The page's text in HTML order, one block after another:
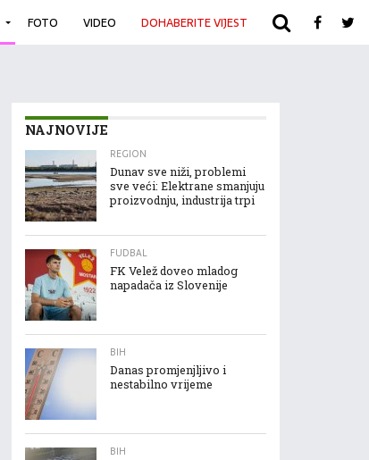
FOTO VIDEO DOHABERITE VIJEST ARHIVA
NAJNOVIJE
REGION
Dunav sve niži, problemi
sve veći: Elektrane smanjuju
proizvodnju, industrija trpi
FUDBAL
FK Velež doveo mladog
napadača iz Slovenije
BIH
Danas promjenjljivo i
nestabilno vrijeme
BIH